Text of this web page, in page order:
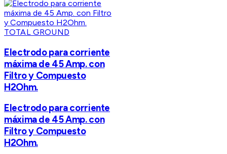
TOTAL GROUND
Electrodo para corriente
máxima de 45 Amp. con
Filtro y Compuesto
H2Ohm.
Electrodo para corriente
máxima de 45 Amp. con
Filtro y Compuesto
H2Ohm.